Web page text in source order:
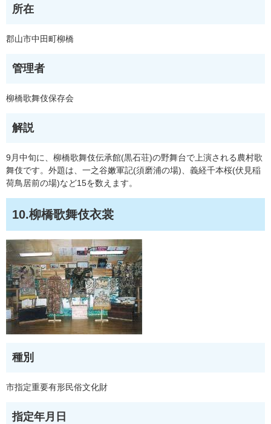
所在
郡山市中田町柳橋
管理者
柳橋歌舞伎保存会
解説
9月中旬に、柳橋歌舞伎伝承館(黒石荘)の野舞台で上演される農村歌
舞伎です。外題は、一之谷嫩軍記(須磨浦の場)、義経千本桜(伏見稲
荷鳥居前の場)など15を数えます。
10.柳橋歌舞伎衣裳
種別
市指定重要有形民俗文化財
指定年月日